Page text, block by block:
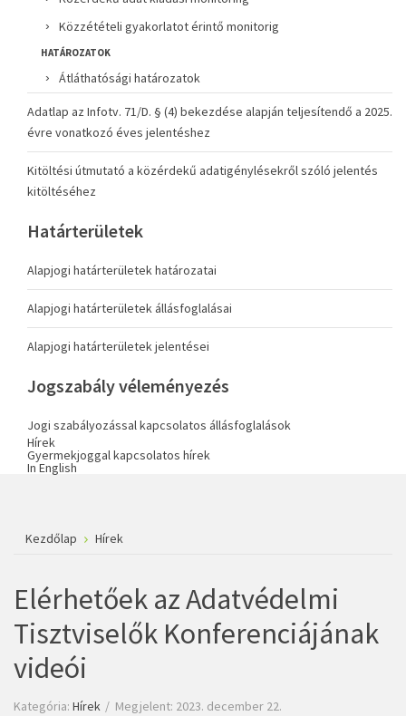
Közzétételi gyakorlatot érintő monitorig
HATÁROZATOK
Átláthatósági határozatok
Adatlap az Infotv. 71/D. § (4) bekezdése alapján teljesítendő a 2025.
évre vonatkozó éves jelentéshez
Kitöltési útmutató a közérdekű adatigénylésekről szóló jelentés
kitöltéséhez
Határterületek
Alapjogi határterületek határozatai
Alapjogi határterületek állásfoglalásai
Alapjogi határterületek jelentései
Jogszabály véleményezés
Jogi szabályozással kapcsolatos állásfoglalások
Hírek
Gyermekjoggal kapcsolatos hírek
In English
Kezdőlap Hírek
Elérhetőek az Adatvédelmi
Tisztviselők Konferenciájának
videói
Kategória: Hírek Megjelent: 2023. december 22.